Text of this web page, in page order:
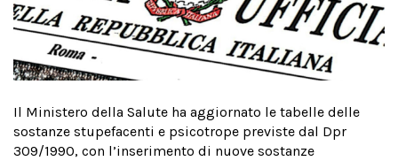
Il Ministero della Salute ha aggiornato le tabelle delle
sostanze stupefacenti e psicotrope previste dal Dpr
309/1990, con l’inserimento di nuove sostanze